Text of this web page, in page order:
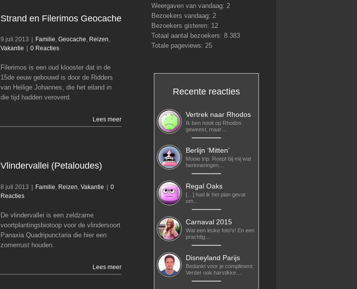
Strand en Filerimos Geocache
Familie Geocache Reizen Vakantie
Strand en Filerimos Geocache
9 juli 2013 Familie, Geocache, Reizen,
Vakantie
0 Reacties
Filerimos is een oud klooster dat in de
15de eeuw gebouwd is door de Ridders
van Heilige Johannes, die het eiland in
die tijd hadden veroverd.
Lees meer
Vlindervallei (Petaloudes)
Familie Reizen Vakantie
Vlindervallei (Petaloudes)
8 juli 2013 Familie, Reizen, Vakantie
0
Reacties
De vlindervallei is een zeldzame
voortplantingsbiotoop voor de vlindersoort
Panaxia Quadripunctaria die hier een
zomerrust houden.
Lees meer
Weergaven van vandaag: 2
Bezoekers vandaag: 2
Bezoekers gisteren: 12
Totaal aantal bezoekers:8.383
Totale pageviews: 25
Recente reacties
Vertrek naar Rhodos
Ik ben nooit op Rhodos
geweest, maar…
Berlijn ‘Mitten’
Mooie trip. Roept bij mij wat
herinneringen…
Regal Oaks
[…] had ik het plan gevat
om…
Carnaval 2015
Wat een leuke foto's! En een
prachtig…
Disneyland Parijs
Bedankt voor je compliment.
Verder ook harstikke…